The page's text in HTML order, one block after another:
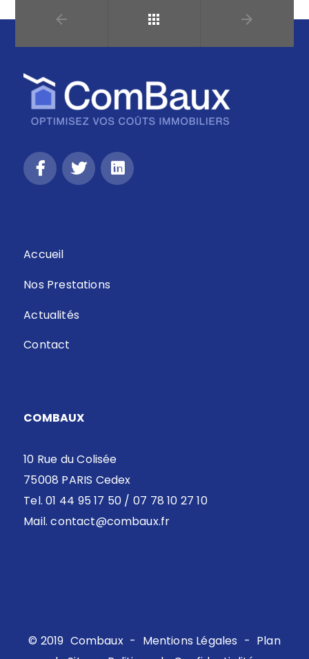
Accueil
Nos Prestations
Actualités
Contact
COMBAUX
10 Rue du Colisée
75008 PARIS Cedex
Tel. 01 44 95 17 50 / 07 78 10 27 10
Mail.contact@combaux.fr
© 2019 Combaux - Mentions Légales - Plan